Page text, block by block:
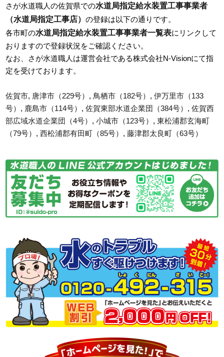
さが水道職人の佐賀県での水道局指定給水装置工事事業者
（水道局指定工事店）の登録は以下の通りです。
各市町の水道局指定給水装置工事事業者一覧表にリンクして
おりますので登録状況をご確認ください。
なお、さが水道職人は運営会社である株式会社N-Visionにて指
定を受けております。
佐賀市, 唐津市（229号） , 鳥栖市（182号） ,伊万里市（133
号） , 鹿島市（114号） ,佐賀東部水道企業団（384号） ,佐賀西
部広域水道企業団（4号） ,小城市（123号） ,東松浦郡玄海町
（79号） ,西松浦郡有田町（85号） ,藤津郡太良町（63号）